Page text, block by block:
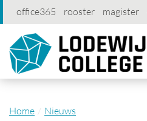
office365 rooster magister
contact
Home Nieuws